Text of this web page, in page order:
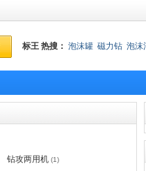
标王 热搜： 泡沫罐 磁力钻 泡沫
钻攻两用机 (1)